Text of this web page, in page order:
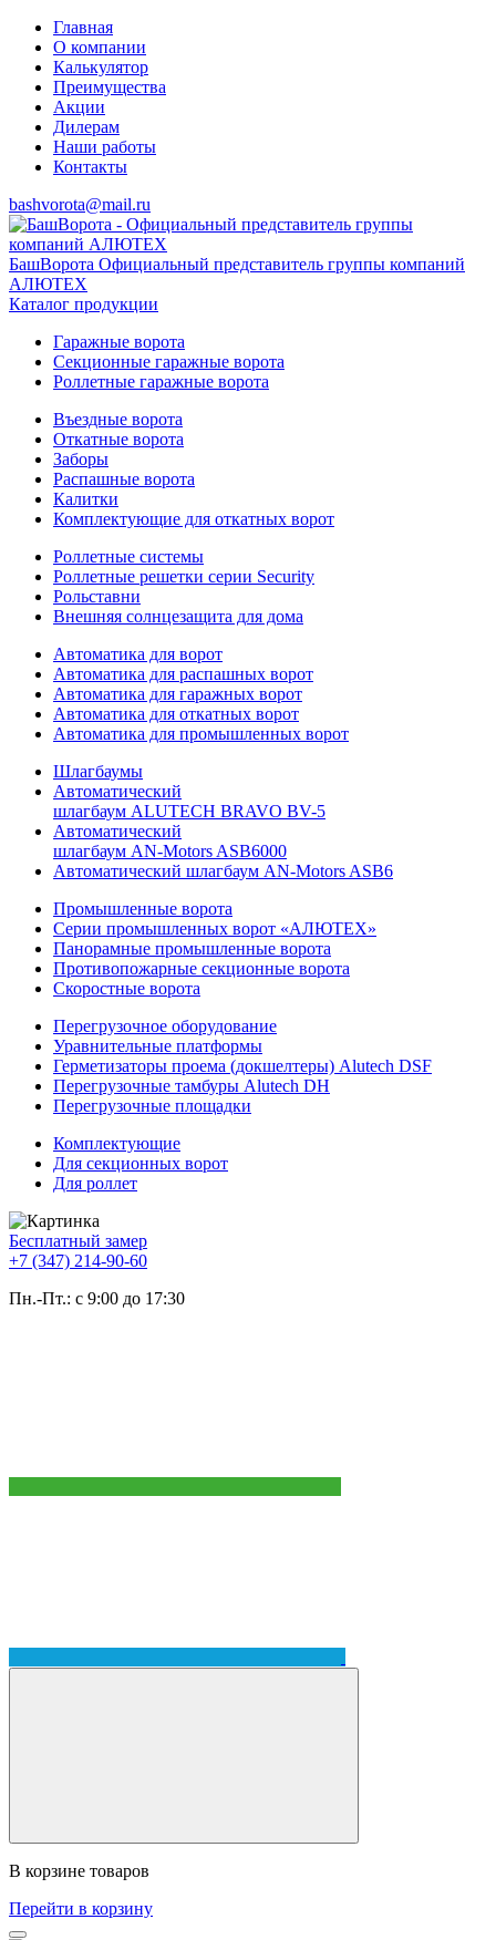
Главная
О компании
Калькулятор
Преимущества
Акции
Дилерам
Наши работы
Контакты
bashvorota@mail.ru
БашВорота Официальный представитель группы компаний
АЛЮТЕХ
Каталог продукции
Гаражные ворота
Секционные гаражные ворота
Роллетные гаражные ворота
Въездные ворота
Откатные ворота
Заборы
Распашные ворота
Калитки
Комплектующие для откатных ворот
Роллетные системы
Роллетные решетки серии Security
Рольставни
Внешняя солнцезащита для дома
Автоматика для ворот
Автоматика для распашных ворот
Автоматика для гаражных ворот
Автоматика для откатных ворот
Автоматика для промышленных ворот
Шлагбаумы
Автоматический
шлагбаум ALUTECH BRAVO BV-5
Автоматический
шлагбаум AN-Motors ASB6000
Автоматический шлагбаум AN-Motors ASB6
Промышленные ворота
Серии промышленных ворот «АЛЮТЕХ»
Панорамные промышленные ворота
Противопожарные секционные ворота
Скоростные ворота
Перегрузочное оборудование
Уравнительные платформы
Герметизаторы проема (докшелтеры) Alutech DSF
Перегрузочные тамбуры Alutech DH
Перегрузочные площадки
Комплектующие
Для секционных ворот
Для роллет
Бесплатный замер
+7 (347) 214-90-60
Пн.-Пт.: с 9:00 до 17:30
В корзине товаров
Перейти в корзину